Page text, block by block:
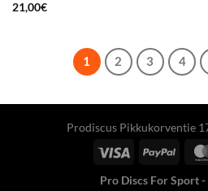
21,00€
1 2 3 4
Prodiscus Pikkukorventie
Pro Discs For Sport